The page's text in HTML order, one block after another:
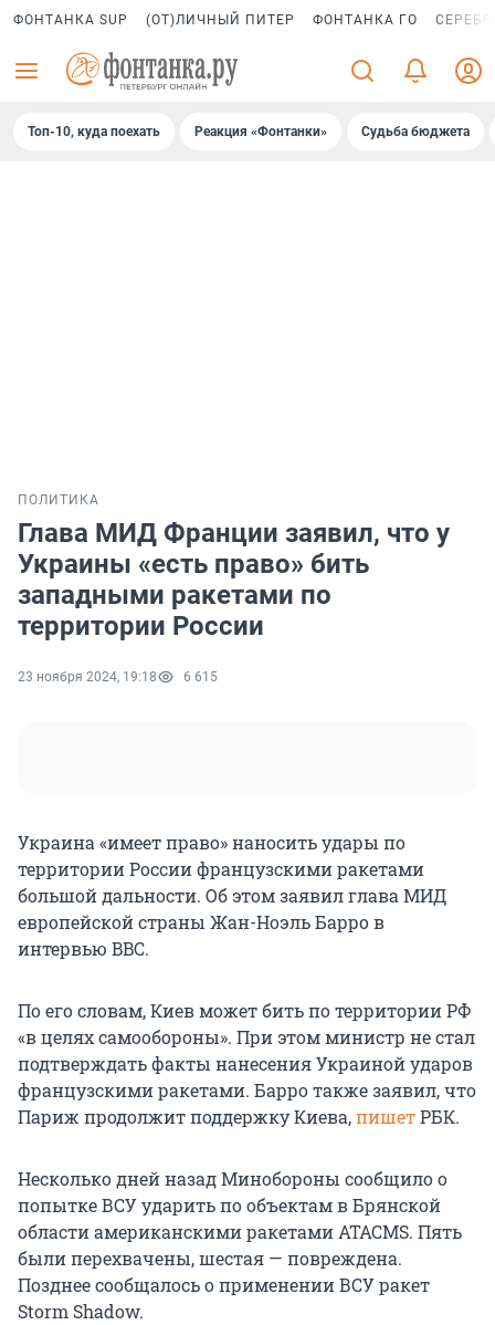
ФОНТАНКА SUP (ОТ)ЛИЧНЫЙ ПИТЕР ФОНТАНКА ГО
Топ-10, куда поехать Реакция «Фонтанки» Судьба бюджета
ПОЛИТИКА
Глава МИД Франции заявил, что у
Украины «есть право» бить
западными ракетами по
территории России
23 ноября 2024, 19:18 6 615
Украина «имеет право» наносить удары по
территории России французскими ракетами
большой дальности. Об этом заявил глава МИД
европейской страны Жан-Ноэль Барро в
интервью BBC.
По его словам, Киев может бить по территории РФ
«в целях самообороны». При этом министр не стал
подтверждать факты нанесения Украиной ударов
французскими ракетами. Барро также заявил, что
Париж продолжит поддержку Киева,пишетРБК.
Несколько дней назад Минобороны сообщило о
попытке ВСУ ударить по объектам в Брянской
области американскими ракетами ATACMS. Пять
были перехвачены, шестая — повреждена.
Позднее сообщалось о применении ВСУ ракет
Storm Shadow.